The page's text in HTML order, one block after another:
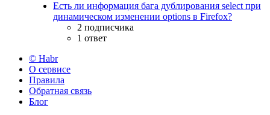
Есть ли информация бага дублирования select при
динамическом изменении options в Firefox?
2 подписчика
1 ответ
© Habr
О сервисе
Правила
Обратная связь
Блог